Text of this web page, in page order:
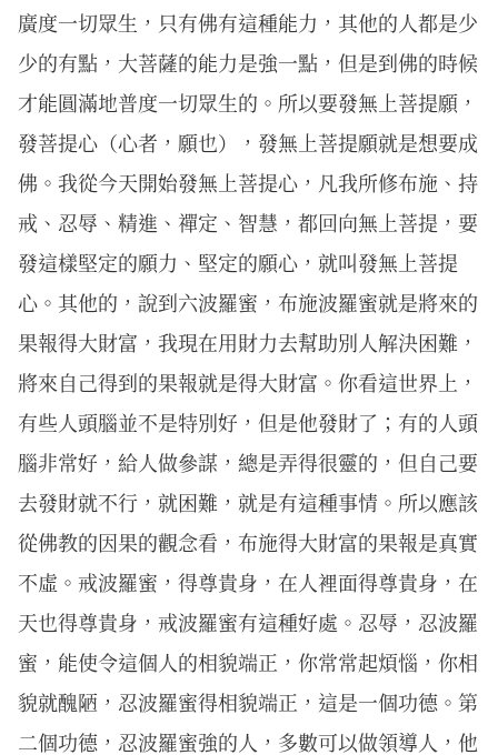
廣度一切眾生，只有佛有這種能力，其他的人都是少
少的有點，大菩薩的能力是強一點，但是到佛的時候
才能圓滿地普度一切眾生的。所以要發無上菩提願，
發菩提心（心者，願也），發無上菩提願就是想要成
佛。我從今天開始發無上菩提心，凡我所修布施、持
戒、忍辱、精進、禪定、智慧，都回向無上菩提，要
發這樣堅定的願力、堅定的願心，就叫發無上菩提
心。其他的，說到六波羅蜜，布施波羅蜜就是將來的
果報得大財富，我現在用財力去幫助別人解決困難，
將來自己得到的果報就是得大財富。你看這世界上，
有些人頭腦並不是特別好，但是他發財了；有的人頭
腦非常好，給人做參謀，總是弄得很靈的，但自己要
去發財就不行，就困難，就是有這種事情。所以應該
從佛教的因果的觀念看，布施得大財富的果報是真實
不虛。戒波羅蜜，得尊貴身，在人裡面得尊貴身，在
天也得尊貴身，戒波羅蜜有這種好處。忍辱，忍波羅
蜜，能使令這個人的相貌端正，你常常起煩惱，你相
貌就醜陋，忍波羅蜜得相貌端正，這是一個功德。第
二個功德，忍波羅蜜強的人，多數可以做領導人，他